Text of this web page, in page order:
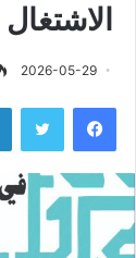
الاشتغال
2026-05-29
فيسبوك